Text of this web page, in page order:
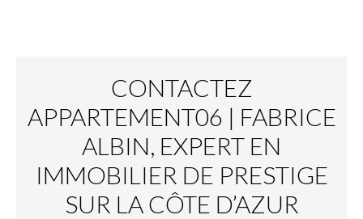
CONTACTEZ
APPARTEMENT06 | FABRICE
ALBIN, EXPERT EN
IMMOBILIER DE PRESTIGE
SUR LA CÔTE D’AZUR